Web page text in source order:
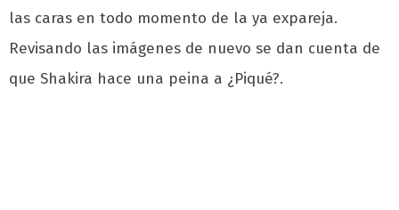
las caras en todo momento de la ya expareja.
Revisando las imágenes de nuevo se dan cuenta de
que Shakira hace una peina a ¿Piqué?.